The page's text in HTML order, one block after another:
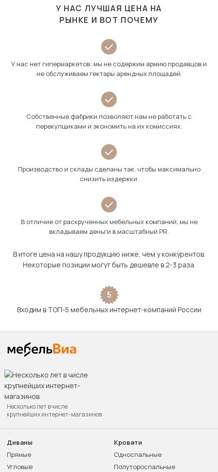
У НАС ЛУЧШАЯ ЦЕНА НА
РЫНКЕ И ВОТ ПОЧЕМУ
У нас нет гипермаркетов: мы не содержим армию продавцов и
не обслуживаем гектары арендных площадей.
Собственные фабрики позволяют нам не работать с
перекупщиками и экономить на их комиссиях.
Производство и склады сделаны так, чтобы максимально
снизить издержки.
В отличие от раскрученных мебельных компаний, мы не
вкладываем деньги в масштабный PR.
В итоге цена на нашу продукцию ниже, чем у конкурентов.
Некоторые позиции могут быть дешевле в 2-3 раза.
5
Входим в ТОП-5 мебельных интернет-компаний России
Несколько лет в числе
крупнейших интернет-магазинов
Диваны
Прямые
Угловые
Кровати
Односпальные
Полутороспальные